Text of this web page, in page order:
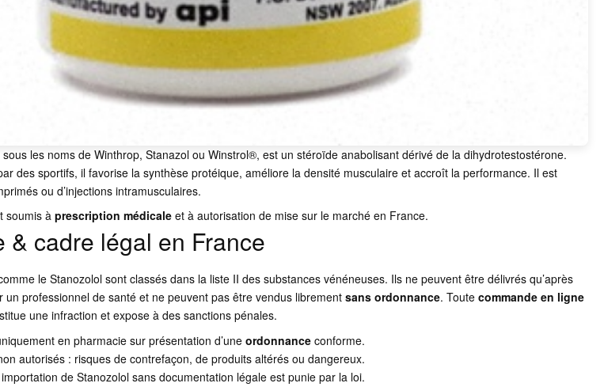
les noms de Winthrop, Stanazol ou Winstrol®, est un stéroïde anabolisant dérivé de la dihydrotestostérone.
des sportifs, il favorise la synthèse protéique, améliore la densité musculaire et accroît la performance. Il est
ou d’injections intramusculaires.
soumis àprescription médicale et à autorisation de mise sur le marché en France.
& cadre légal en France
le Stanozolol sont classés dans la liste II des substances vénéneuses. Ils ne peuvent être délivrés qu’après
un professionnel de santé et ne peuvent pas être vendus librementsans ordonnance. Toutecommande en ligne
une infraction et expose à des sanctions pénales.
en pharmacie sur présentation d’uneordonnance conforme.
autorisés : risques de contrefaçon, de produits altérés ou dangereux.
de Stanozolol sans documentation légale est punie par la loi.